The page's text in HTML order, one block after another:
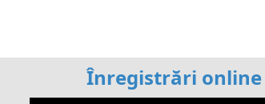
Înregistrări online